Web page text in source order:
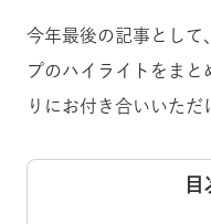
今年最後の記事として
プのハイライトをまと
りにお付き合いいただ
目